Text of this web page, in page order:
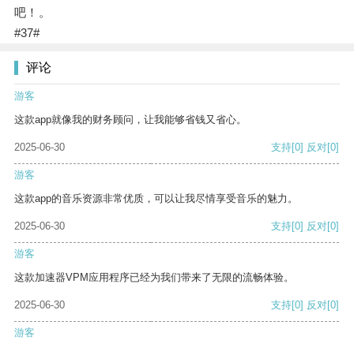
吧！。
#37#
评论
游客
这款app就像我的财务顾问，让我能够省钱又省心。
2025-06-30 支持[0] 反对[0]
游客
这款app的音乐资源非常优质，可以让我尽情享受音乐的魅力。
2025-06-30 支持[0] 反对[0]
游客
这款加速器VPM应用程序已经为我们带来了无限的流畅体验。
2025-06-30 支持[0] 反对[0]
游客